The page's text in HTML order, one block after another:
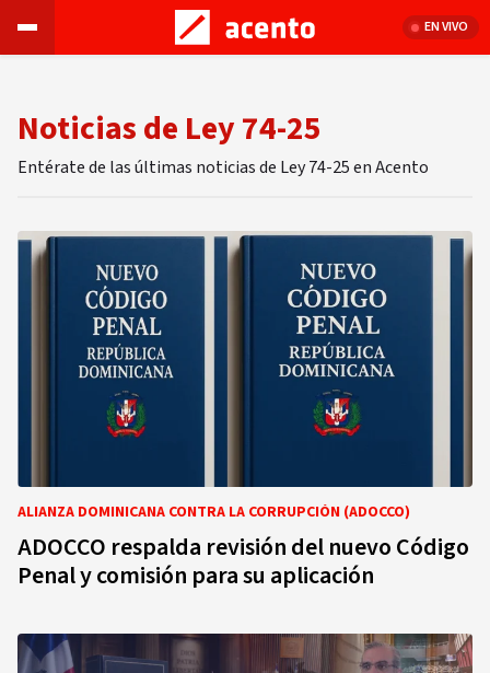
EN VIVO
Noticias de Ley 74-25
Entérate de las últimas noticias de Ley 74-25 en Acento
ALIANZA DOMINICANA CONTRA LA CORRUPCIÓN (ADOCCO)
ADOCCO respalda revisión del nuevo Código
Penal y comisión para su aplicación